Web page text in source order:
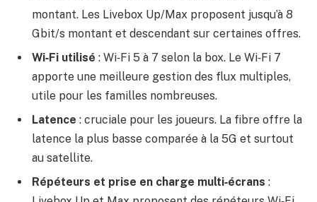
montant. Les Livebox Up/Max proposent jusqu’à 8
Gbit/s montant et descendant sur certaines offres.
Wi‑Fi utilisé : Wi‑Fi 5 à 7 selon la box. Le Wi‑Fi 7
apporte une meilleure gestion des flux multiples,
utile pour les familles nombreuses.
Latence : cruciale pour les joueurs. La fibre offre la
latence la plus basse comparée à la 5G et surtout
au satellite.
Répéteurs et prise en charge multi‑écrans :